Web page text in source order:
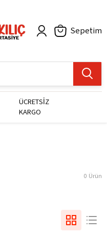
Sepetim
ÜCRETSİZ
KARGO
0 Ürün